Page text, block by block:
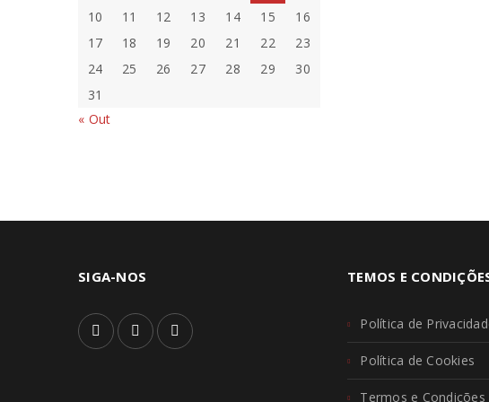
10 11 12 13 14 15
16
17
18 19 20 21 22
23
24
25 26 27 28 29
30
31
« Out
SIGA-NOS TEMOS E
Política de
Política de Cookies
Termos e Condições